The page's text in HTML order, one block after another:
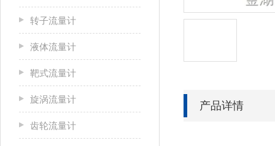
转子流量计
液体流量计
靶式流量计
旋涡流量计
齿轮流量计
产品详情